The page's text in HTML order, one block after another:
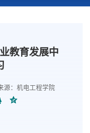
教育发展中
源：机电工程学院